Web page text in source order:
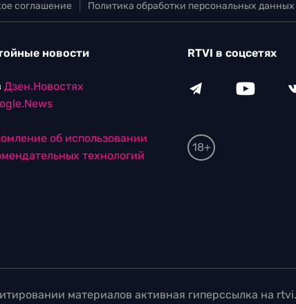
соглашение Политика обработки персональных данных
новости
Дзен.Новостях
об использовании
технологий
RTVI в соцсетях
18+
материалов активная гиперссылка на